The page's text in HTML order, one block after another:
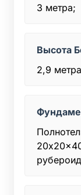
3 метра;
Высота
2,9